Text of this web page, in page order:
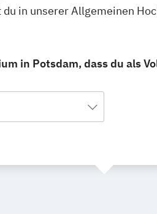
in unserer Allgemeinen
in Potsdam, dass du als